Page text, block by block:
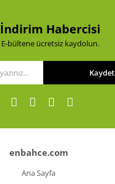
İndirim Habercisi
E-bültene ücretsiz kaydolun.
Kaydet
enbahce.com
Ana Sayfa